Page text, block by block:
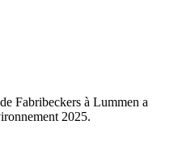
Fabribeckers à Lummen a
2025.